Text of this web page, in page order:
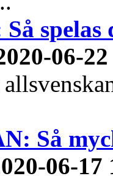
spelas
06-
Så
06-17